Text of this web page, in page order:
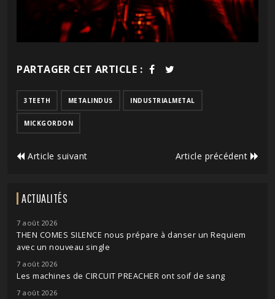
PARTAGER CET ARTICLE :
3TEETH METALINDUS INDUSTRIALMETAL
MICKGORDON
Article suivant Article précédent
ACTUALITÉS
7 août 2026
THEN COMES SILENCE nous prépare à danser un Requiem
avec un nouveau single
7 août 2026
Les machines de CIRCUIT PREACHER ont soif de sang
7 août 2026